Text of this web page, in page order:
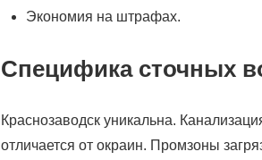
Экономия на штрафах.
Специфика сточных
Краснозаводск уникальна.
отличается от окраин. Промзоны